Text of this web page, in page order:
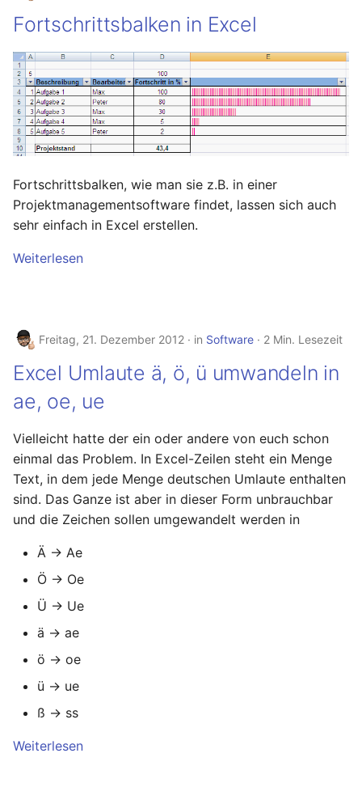
Fortschrittsbalken in Excel
Fortschrittsbalken, wie man sie z.B. in einer
Projektmanagementsoftware findet, lassen sich auch
sehr einfach in Excel erstellen.
Weiterlesen
Freitag, 21. Dezember 2012 in Software 2 Min. Lesezeit
Excel Umlaute ä, ö, ü umwandeln in
ae, oe, ue
Vielleicht hatte der ein oder andere von euch schon
einmal das Problem. In Excel-Zeilen steht ein Menge
Text, in dem jede Menge deutschen Umlaute enthalten
sind. Das Ganze ist aber in dieser Form unbrauchbar
und die Zeichen sollen umgewandelt werden in
Ä → Ae
Ö → Oe
Ü → Ue
ä → ae
ö → oe
ü → ue
ß → ss
Weiterlesen